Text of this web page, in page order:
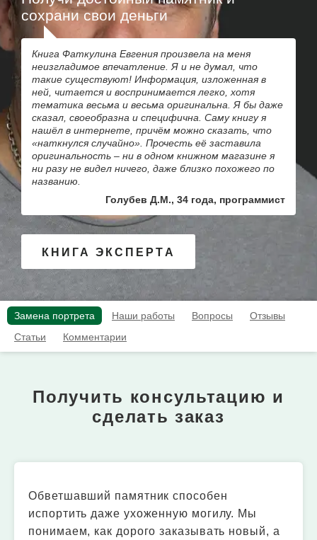
сохрани свои деньги
Книга Фаткулина Евгения произвела на меня
неизгладимое впечатление. Я и не думал, что
такие существуют! Информация, изложенная в
ней, читается и воспринимается легко, хотя
тематика весьма и весьма оригинальна. Я бы даже
сказал, своеобразна и специфична. Саму книгу я
нашёл в интернете, причём можно сказать, что
«наткнулся случайно». Прочесть её заставила
оригинальность – ни в одном книжном магазине я
ни разу не видел ничего, даже близко похожего по
названию.
Голубев Д.М., 34 года, программист
КНИГА ЭКСПЕРТА
Замена портрета Наши работы Вопросы
Отзывы
Статьи
Комментарии
Получить консультацию и
сделать заказ
Обветшавший памятник способен
испортить даже ухоженную могилу. Мы
понимаем, как дорого заказывать новый, а